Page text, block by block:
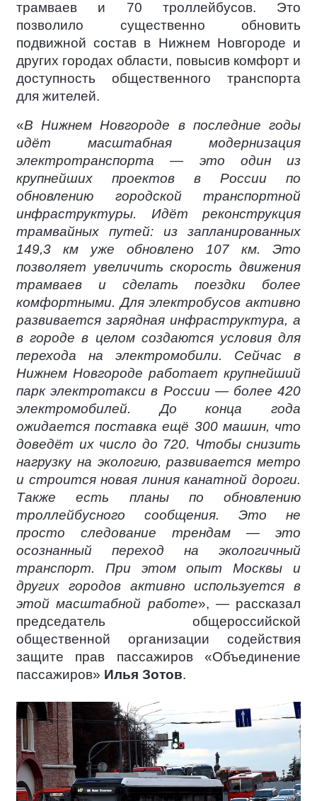
трамваев и 70 троллейбусов. Это
позволило существенно обновить
подвижной состав в Нижнем Новгороде и
других городах области, повысив комфорт и
доступность общественного транспорта
для жителей.
«В Нижнем Новгороде в последние годы
идёт масштабная модернизация
электротранспорта — это один из
крупнейших проектов в России по
обновлению городской транспортной
инфраструктуры. Идёт реконструкция
трамвайных путей: из запланированных
149,3 км уже обновлено 107 км. Это
позволяет увеличить скорость движения
трамваев и сделать поездки более
комфортными. Для электробусов активно
развивается зарядная инфраструктура, а
в городе в целом создаются условия для
перехода на электромобили. Сейчас в
Нижнем Новгороде работает крупнейший
парк электротакси в России — более 420
электромобилей. До конца года
ожидается поставка ещё 300 машин, что
доведёт их число до 720. Чтобы снизить
нагрузку на экологию, развивается метро
и строится новая линия канатной дороги.
Также есть планы по обновлению
троллейбусного сообщения. Это не
просто следование трендам — это
осознанный переход на экологичный
транспорт. При этом опыт Москвы и
других городов активно используется в
этой масштабной работе», — рассказал
председатель общероссийской
общественной организации содействия
защите прав пассажиров «Объединение
пассажиров» Илья Зотов.